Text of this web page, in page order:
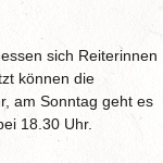
sich Reiterinnen
können die
am Sonntag geht es
18.30 Uhr.